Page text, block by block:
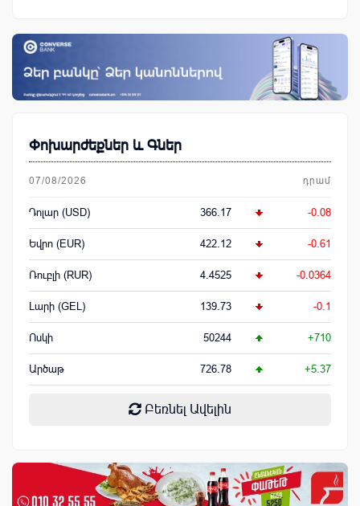
Փոխարժեքներ և Գներ
07/08/2026 դրամ
Դոլար (USD) 366.17 -0.08
Եվրո (EUR) 422.12 -0.61
Ռուբլի (RUR) 4.4525 -0.0364
Լարի (GEL) 139.73 -0.1
Ոսկի 50244 +710
Արծաթ 726.78 +5.37
Բեռնել Ավելին